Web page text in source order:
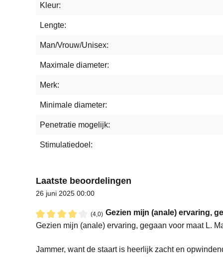
Kleur:
Lengte:
Man/Vrouw/Unisex:
Maximale diameter:
Merk:
Minimale diameter:
Penetratie mogelijk:
Stimulatiedoel:
Laatste beoordelingen
26 juni 2025 00:00
(4,0)
Recensie met een waardering van 4 van de 5 sterren
Gezien mijn (anale) ervaring,
Gezien mijn (anale) ervaring, gegaan voor maat L.
Jammer, want de staart is heerlijk zacht en